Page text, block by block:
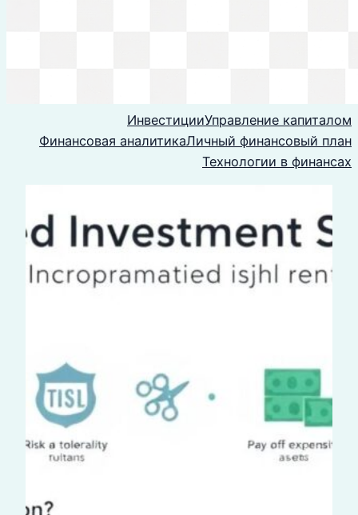
ИнвестицииУправление капиталом
Финансовая аналитикаЛичный финансовый план
Технологии в финансах